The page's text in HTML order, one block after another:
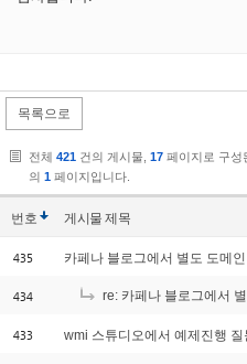
목록으로
전체 421 건의 게시물, 17 페이지로 구성
의 1 페이지입니다.
번호 게시물제목
435
434 re: 카페나 블로그에서 별도 도메인 사용
433 wmi 스튜디오에서 예제진행 질